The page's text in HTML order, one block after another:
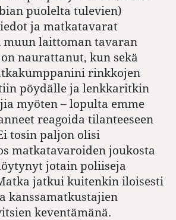
puolelta tulevien)
ja matkatavarat
muun laittoman tavaran
naurattanut, kun sekä
rinkkojen
pöydälle ja lenkkaritkin
myöten – lopulta emme
reagoida tilanteeseen
tosin paljon olisi
matkatavaroiden joukosta
jotain poliiseja
jatkui kuitenkin iloisesti
kanssamatkustajien
keventämänä.